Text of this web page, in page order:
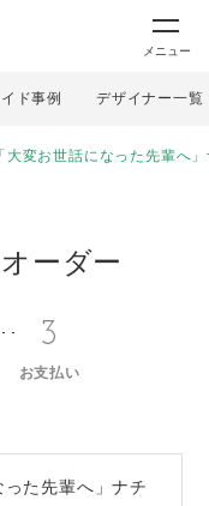
メニュー
ド事例 デザイナー一覧
「大変お世話になった先輩へ
ーダー
3
お支払い
った先輩へ」ナチ